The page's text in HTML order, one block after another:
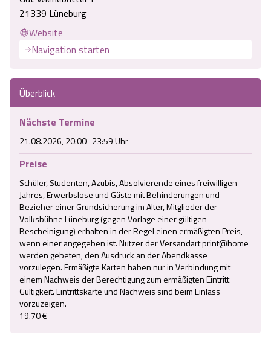
21339 Lüneburg
Website
Navigation starten
Überblick
Nächste Termine
21.08.2026, 20:00–23:59 Uhr
Preise
Schüler, Studenten, Azubis, Absolvierende eines freiwilligen
Jahres, Erwerbslose und Gäste mit Behinderungen und
Bezieher einer Grundsicherung im Alter, Mitglieder der
Volksbühne Lüneburg (gegen Vorlage einer gültigen
Bescheinigung) erhalten in der Regel einen ermäßigten Preis,
wenn einer angegeben ist. Nutzer der Versandart print@home
werden gebeten, den Ausdruck an der Abendkasse
vorzulegen. Ermäßigte Karten haben nur in Verbindung mit
einem Nachweis der Berechtigung zum ermäßigten Eintritt
Gültigkeit. Eintrittskarte und Nachweis sind beim Einlass
vorzuzeigen.
19.70 €